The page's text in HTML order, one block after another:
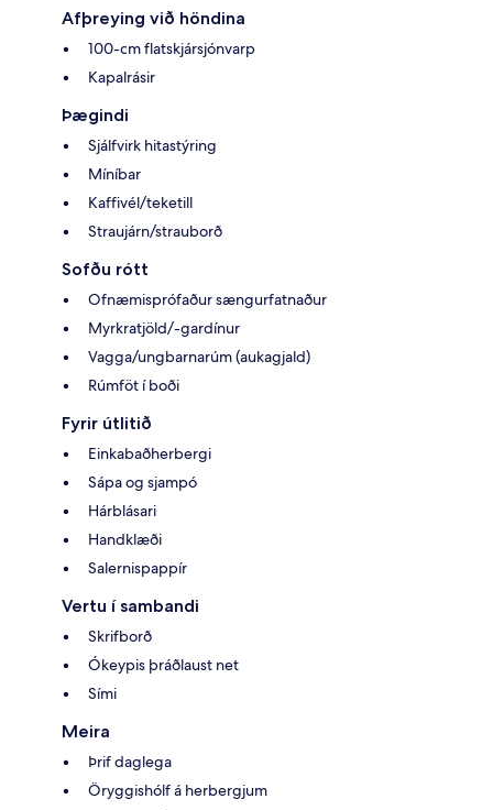
Afþreying við höndina
100-cm flatskjársjónvarp
Kapalrásir
Þægindi
Sjálfvirk hitastýring
Míníbar
Kaffivél/teketill
Straujárn/strauborð
Sofðu rótt
Ofnæmisprófaður sængurfatnaður
Myrkratjöld/-gardínur
Vagga/ungbarnarúm (aukagjald)
Rúmföt í boði
Fyrir útlitið
Einkabaðherbergi
Sápa og sjampó
Hárblásari
Handklæði
Salernispappír
Vertu í sambandi
Skrifborð
Ókeypis þráðlaust net
Sími
Meira
Þrif daglega
Öryggishólf á herbergjum